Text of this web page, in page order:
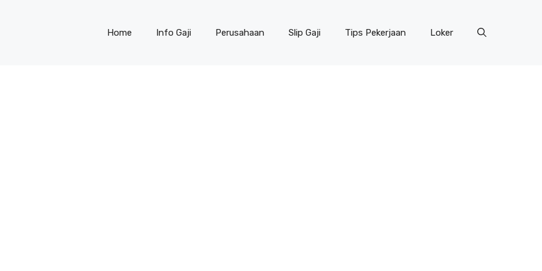
Home Info Gaji Perusahaan Slip Gaji Tips Pekerjaan Loker